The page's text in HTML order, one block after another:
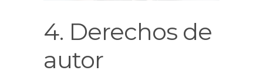
4. Derechos de
autor